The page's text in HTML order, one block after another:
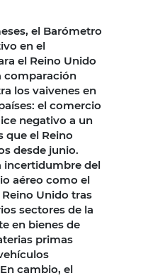
el Barómetro
en el
el Reino Unido
comparación
los vaivenes en
el comercio
negativo a un
que el Reino
desde junio.
incertidumbre del
aéreo como el
Unido tras
sectores de la
en bienes de
primas
cambio, el